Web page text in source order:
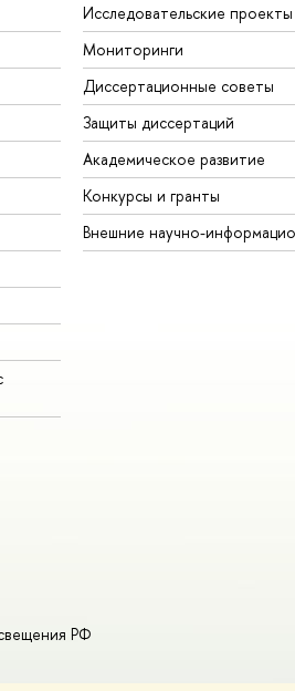
Исследовательские проекты
Мониторинги
Диссертационные советы
Защиты диссертаций
Академическое развитие
Конкурсы и гранты
Внешние научно-
РФ